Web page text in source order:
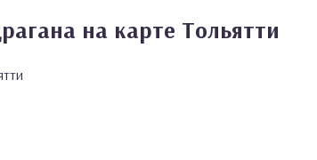
на карте Тольятти